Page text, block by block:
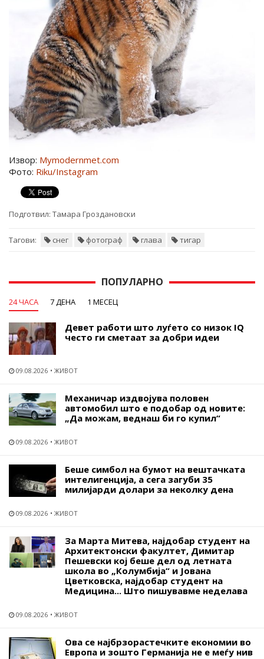
Извор: Mymodernmet.com
Фото: Riku/Instagram
Подготвил: Тамара Гроздановски
Тагови: снег фотограф глава тигар
ПОПУЛАРНО
24 ЧАСА 7 ДЕНА 1 МЕСЕЦ
Девет работи што луѓето со низок IQ
често ги сметаат за добри идеи
09.08.2026 ЖИВОТ
Механичар издвојува половен
автомобил што е подобар од новите:
„Да можам, веднаш би го купил“
09.08.2026 ЖИВОТ
Беше симбол на бумот на вештачката
интелигенција, а сега загуби 35
милијарди долари за неколку дена
09.08.2026 ЖИВОТ
За Марта Митева, најдобар студент на
Архитектонски факултет, Димитар
Пешевски кој беше дел од летната
школа во „Колумбија“ и Јована
Цветковска, најдобар студент на
Медицина... Што пишувавме неделава
09.08.2026 ЖИВОТ
Ова се најбрзорастечките економии во
Европа и зошто Германија не е меѓу нив